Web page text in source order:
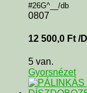
#26G^__/db
0807
12 500,0 Ft /
5 van.
Gyorsnézet